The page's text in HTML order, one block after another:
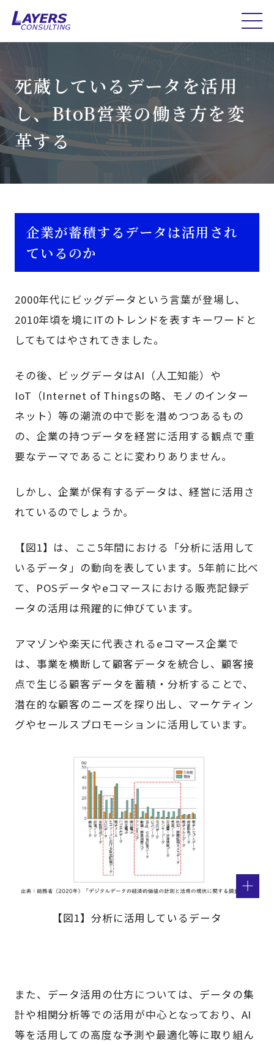
死蔵しているデータを活用
し、BtoB営業の働き方を変
革する
企業が蓄積するデータは活用され
ているのか
2000年代にビッグデータという言葉が登場し、
2010年頃を境にITのトレンドを表すキーワードと
してもてはやされてきました。
その後、ビッグデータはAI（人工知能）や
IoT（Internet of Thingsの略、モノのインター
ネット）等の潮流の中で影を潜めつつあるもの
の、企業の持つデータを経営に活用する観点で重
要なテーマであることに変わりありません。
しかし、企業が保有するデータは、経営に活用さ
れているのでしょうか。
【図1】は、ここ5年間における「分析に活用して
いるデータ」の動向を表しています。5年前に比べ
て、POSデータやeコマースにおける販売記録デ
ータの活用は飛躍的に伸びています。
アマゾンや楽天に代表されるeコマース企業で
は、事業を横断して顧客データを統合し、顧客接
点で生じる顧客データを蓄積・分析することで、
潜在的な顧客のニーズを探り出し、マーケティン
グやセールスプロモーションに活用しています。
【図1】分析に活用しているデータ
また、データ活用の仕方については、データの集
計や相関分析等での活用が中心となっており、AI
等を活用しての高度な予測や最適化等に取り組ん